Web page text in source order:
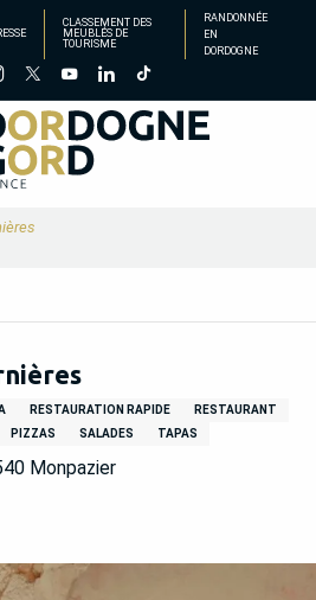
CLASSEMENT DES
MEUBLÉS DE
TOURISME
RANDONNÉE
EN
DORDOGNE
RESTAURATION RAPIDE
RESTAURANT
PIZZAS SALADES TAPAS
Monpazier